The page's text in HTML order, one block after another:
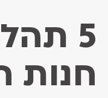
5
חנות